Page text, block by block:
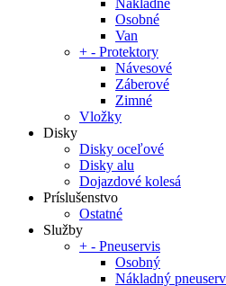
Nákladné
Osobné
Van
+ - Protektory
Návesové
Záberové
Zimné
Vložky
Disky
Disky oceľové
Disky alu
Dojazdové kolesá
Príslušenstvo
Ostatné
Služby
+ - Pneuservis
Osobný
Nákladný